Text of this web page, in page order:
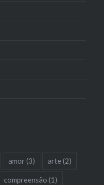
amor(3) arte (2)
compreensão (1)